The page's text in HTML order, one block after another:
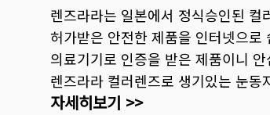
렌즈라라는 일본에서 정식승인된 컬
허가받은 안전한 제품을 인터넷으로
의료기기로 인증을 받은 제품이니
렌즈라라 컬러렌즈로 생기있는 눈동
자세히보기 >>